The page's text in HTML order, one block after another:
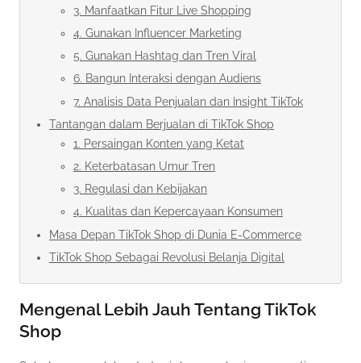
3. Manfaatkan Fitur Live Shopping
4. Gunakan Influencer Marketing
5. Gunakan Hashtag dan Tren Viral
6. Bangun Interaksi dengan Audiens
7. Analisis Data Penjualan dan Insight TikTok
Tantangan dalam Berjualan di TikTok Shop
1. Persaingan Konten yang Ketat
2. Keterbatasan Umur Tren
3. Regulasi dan Kebijakan
4. Kualitas dan Kepercayaan Konsumen
Masa Depan TikTok Shop di Dunia E-Commerce
TikTok Shop Sebagai Revolusi Belanja Digital
Mengenal Lebih Jauh Tentang TikTok
Shop